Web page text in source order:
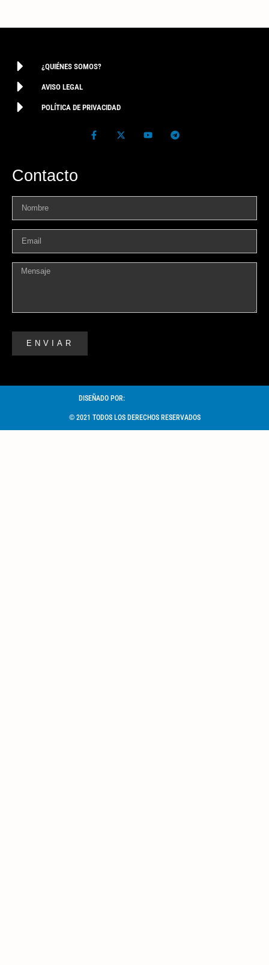
¿QUIÉNES SOMOS?
AVISO LEGAL
POLÍTICA DE PRIVACIDAD
Contacto
ENVIAR
DISEÑADO POR:
© 2021 TODOS LOS DERECHOS RESERVADOS